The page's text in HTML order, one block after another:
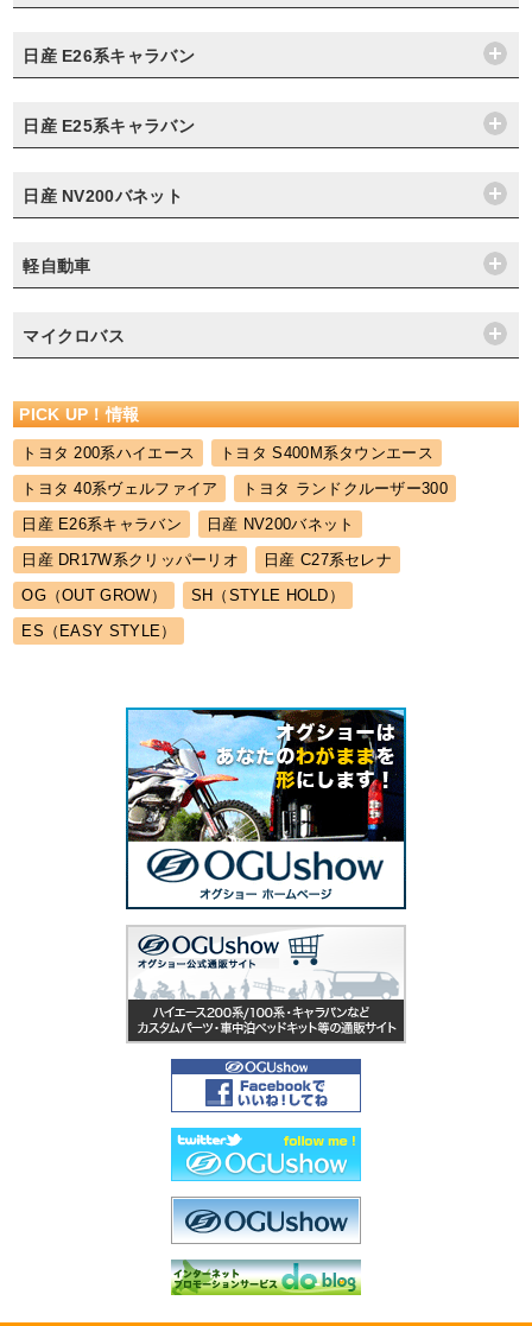
日産 E26系キャラバン
日産 E25系キャラバン
日産 NV200バネット
軽自動車
マイクロバス
PICK UP！情報
トヨタ 200系ハイエース
トヨタ S400M系タウンエース
トヨタ 40系ヴェルファイア
トヨタ ランドクルーザー300
日産 E26系キャラバン
日産 NV200バネット
日産 DR17W系クリッパーリオ
日産 C27系セレナ
OG（OUT GROW）
SH（STYLE HOLD）
ES（EASY STYLE）